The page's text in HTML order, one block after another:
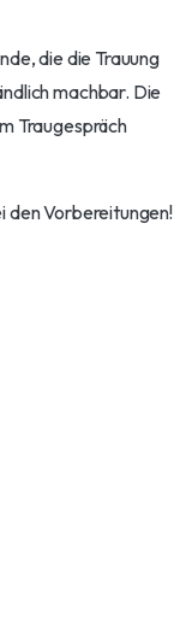
die die Trauung
machbar. Die
Traugespräch
den Vorbereitungen!